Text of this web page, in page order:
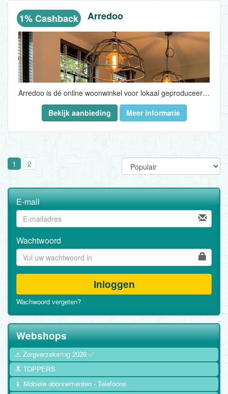
1% Cashback Arredoo
Arredoo is dé online woonwinkel voor lokaal geproduceerde kwaliteits- en design meubelen. Met liefde voor kwaliteit en verantwoorde productie inspireren wij onze klanten met stijlvolle meubelen van meubelmakers en meubelmerken uit heel de Benelux...
Bekijk aanbieding
Meer informatie
1 2
E-mail
Wachtwoord
Inloggen
Wachwoord vergeten?
Webshops
⚠️ Zorgverzekering 2026 ✅
🔝 TOPPERS
📱 Mobiele abonnementen - Telefoons